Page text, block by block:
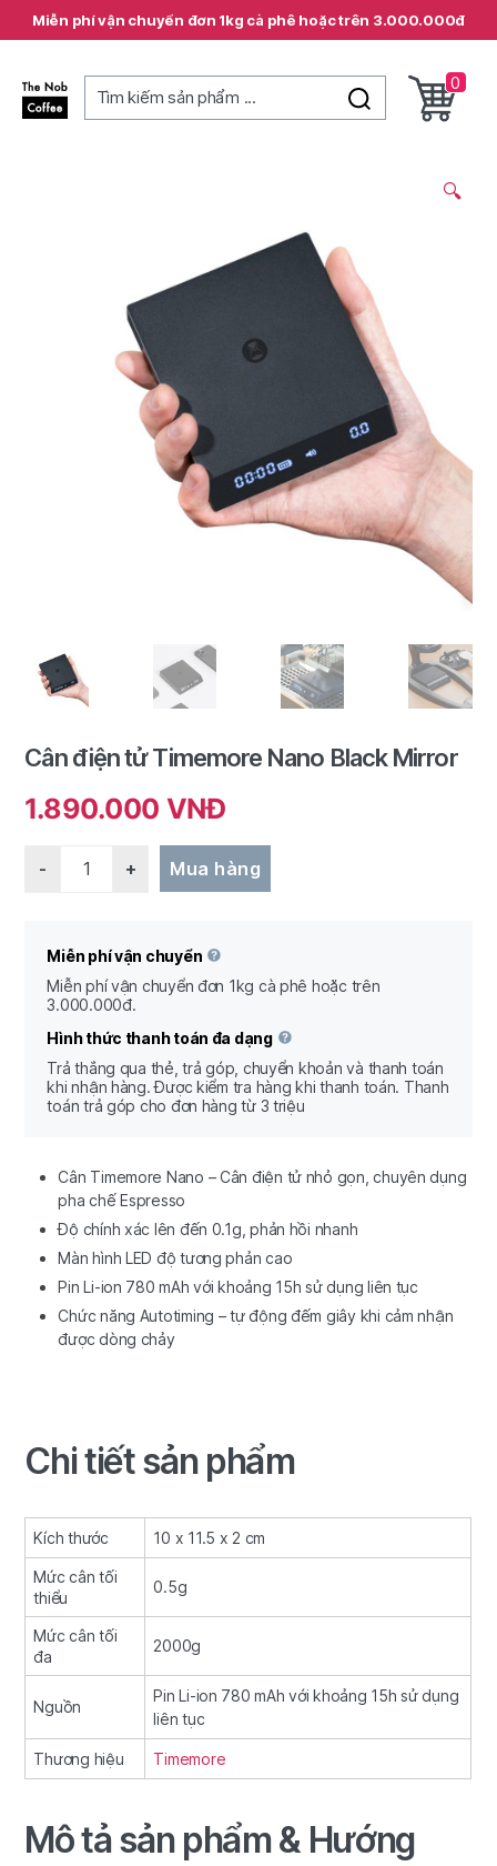
Miễn phí vận chuyển đơn 1kg cà phê hoặc trên 3.000.000đ
Tìm kiếm sản phẩm ...
0
🔍
Cân điện tử Timemore Nano Black Mirror
1.890.000 VNĐ
Mua hàng
Miễn phí vận chuyển
Miễn phí vận chuyển đơn 1kg cà phê hoặc trên
3.000.000đ.
Hình thức thanh toán đa dạng
Trả thắng qua thẻ, trả góp, chuyển khoản và thanh toán
khi nhận hàng. Được kiểm tra hàng khi thanh toán. Thanh
toán trả góp cho đơn hàng từ 3 triệu
Cân Timemore Nano – Cân điện tử nhỏ gọn, chuyên dụng
pha chế Espresso
Độ chính xác lên đến 0.1g, phản hồi nhanh
Màn hình LED độ tương phản cao
Pin Li-ion 780 mAh với khoảng 15h sử dụng liên tục
Chức năng Autotiming – tự động đếm giây khi cảm nhận
được dòng chảy
Chi tiết sản phẩm
Kích thước 10 x 11.5 x 2 cm
Mức cân tối
thiểu
0.5g
Mức cân tối
đa
2000g
Nguồn
Pin Li-ion 780 mAh với khoảng 15h sử dụng
liên tục
Thương hiệu Timemore
Mô tả sản phẩm & Hướng